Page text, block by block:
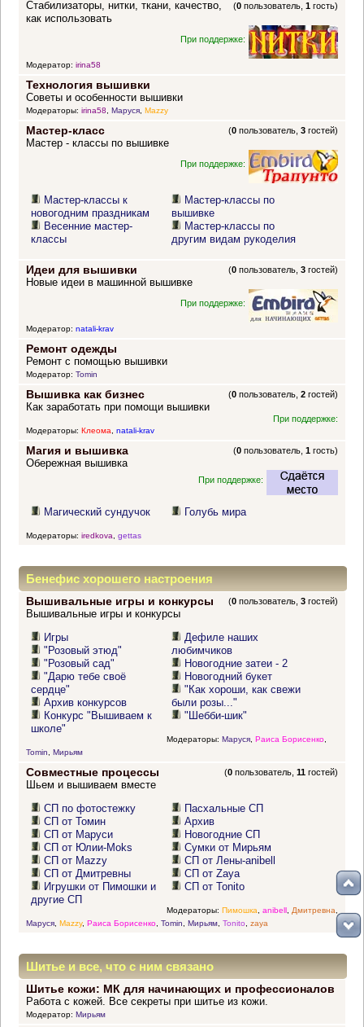
(0 пользователь,1 гость)
Стабилизаторы, нитки, ткани, качество,
как использовать
При поддержке:
Модератор: irina58
Технология вышивки
Советы и особенности вышивки
Модераторы: irina58, Маруся, Mazzy
Мастер-класс (0 пользователь,3 гостей)
Мастер - классы по вышивке
При поддержке:
Мастер-классы к
новогодним праздникам
Весенние мастер-
классы
Мастер-классы по
вышивке
Мастер-классы по
другим видам рукоделия
Идеи для вышивки (0 пользователь,3 гостей)
Новые идеи в машинной вышивке
При поддержке:
Модератор: natali-krav
Ремонт одежды
Ремонт с помощью вышивки
Модератор: Tomin
Вышивка как бизнес (0 пользователь,2 гостей)
Как заработать при помощи вышивки
При поддержке:
Модераторы: Клеома, natali-krav
Магия и вышивка (0 пользователь,1 гость)
Обережная вышивка
При поддержке:
Магический сундучок Голубь мира
Модераторы: iredkova gettas
Бенефис хорошего настроения
Вышивальные игры и конкурсы (0 пользователь,3 гостей)
Вышивальные игры и конкурсы
Игры
"Розовый этюд"
"Розовый сад"
"Дарю тебе своё
сердце"
Архив конкурсов
Конкурс "Вышиваем к
школе"
Дефиле наших
любимчиков
Новогодние затеи - 2
Новогодний букет
"Как хороши, как свежи
были розы..."
"Шебби-шик"
Модераторы: Маруся, Раиса Борисенко,
Tomin
Мирьям
Совместные процессы (0 пользователь,11 гостей)
Шьем и вышиваем вместе
СП по фотостежку
СП от Томин
СП от Маруси
СП от Юлии-Moks
СП от Mazzy
СП от Дмитревны
Игрушки от Пимошки и
другие СП
Пасхальные СП
Архив
Новогодние СП
Сумки от Мирьям
СП от Лены-anibell
СП от Zaya
СП от Tonito
Модераторы: Пимошка anibell, Дмитревна
Маруся, Mazzy, Раиса Борисенко, Tomin Мирьям, Tonito zaya
Шитье и все, что с ним связано
Шитье кожи: МК для начинающих и профессионалов
Работа с кожей. Все секреты при шитье из кожи.
Модератор: Мирьям